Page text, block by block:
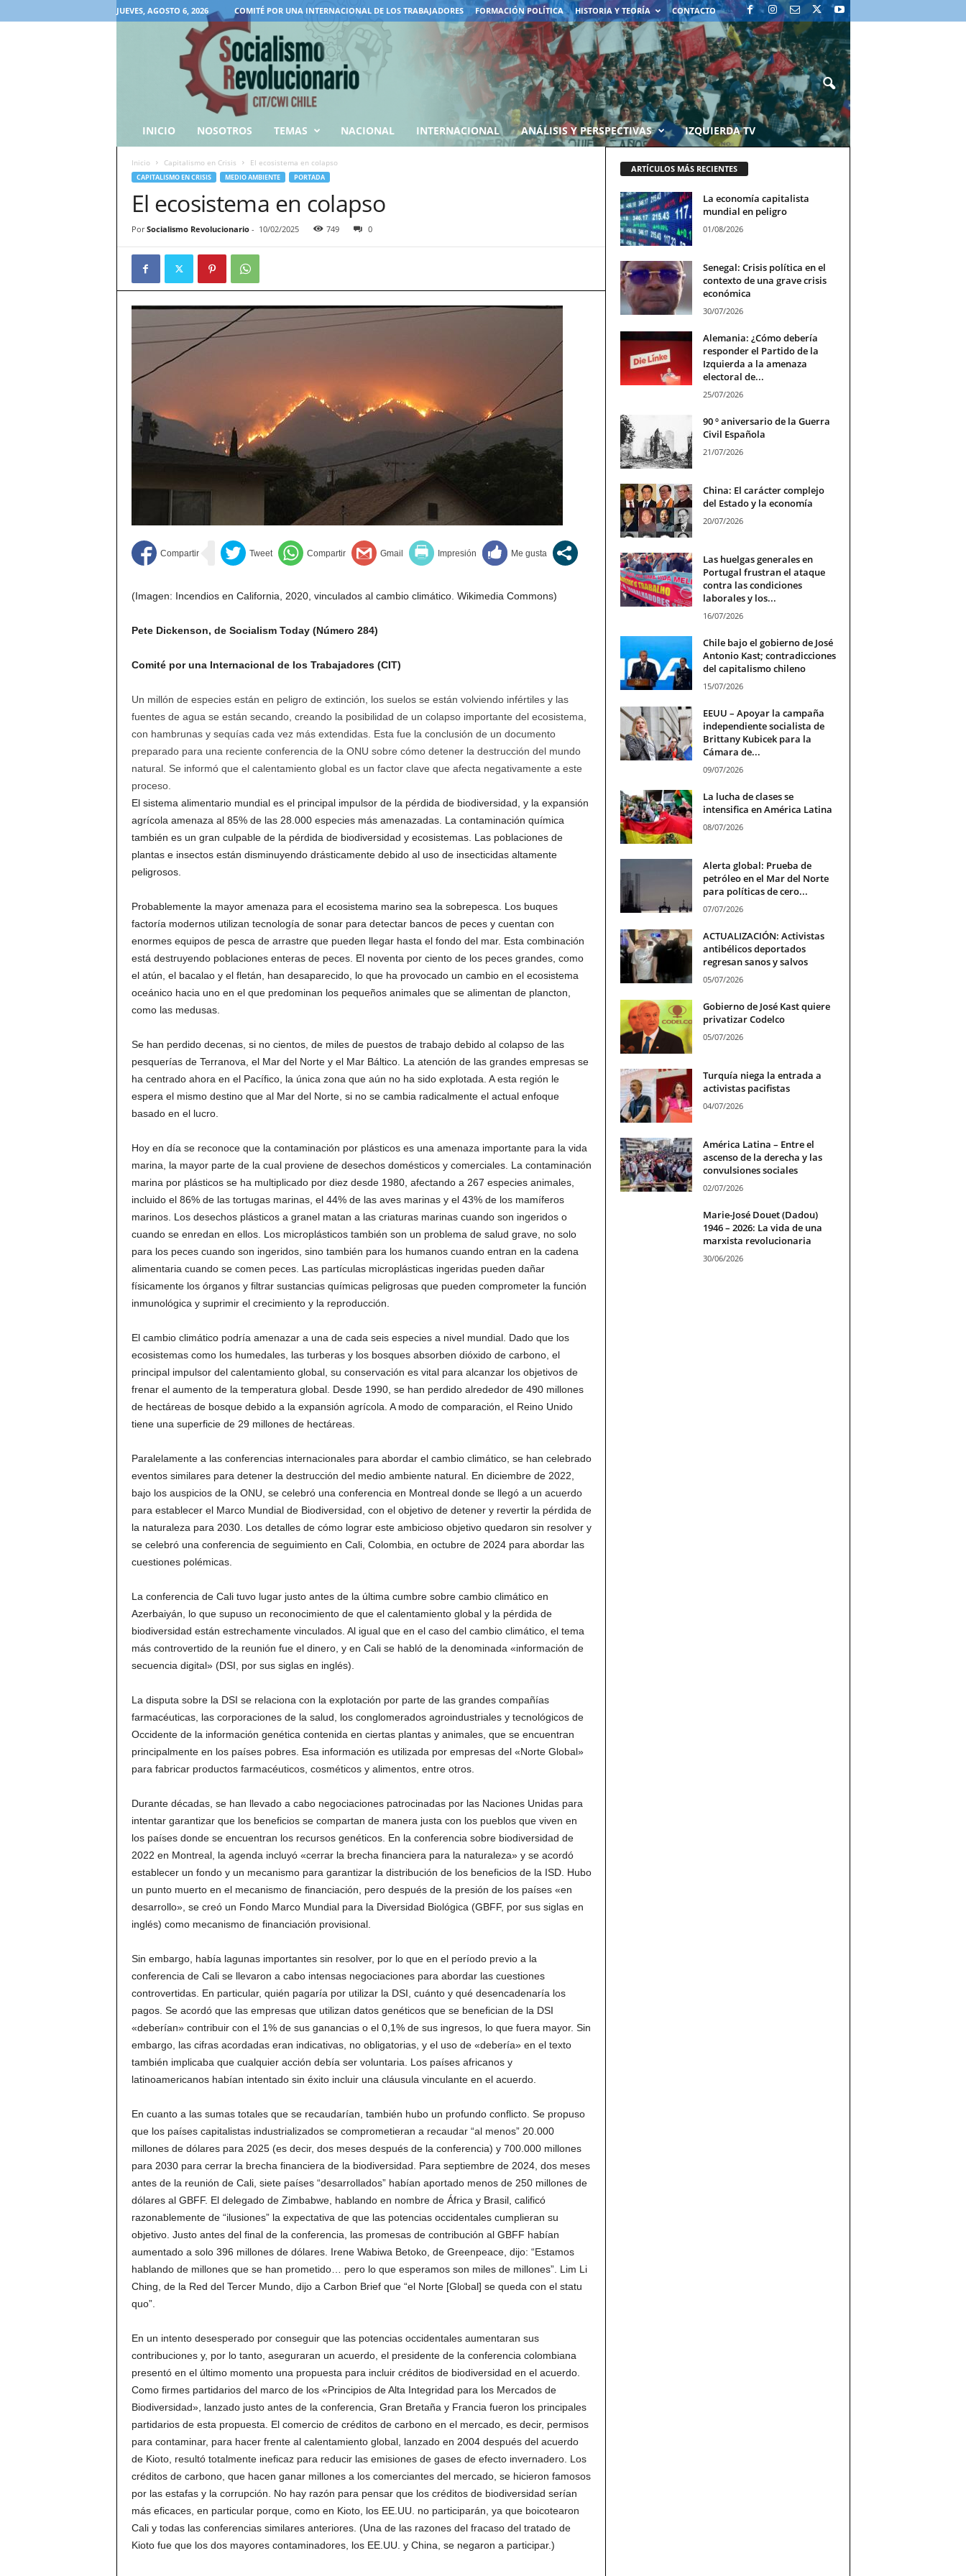
JUEVES, AGOSTO 6, 2026 COMITÉ POR UNA INTERNACIONAL DE LOS TRABAJADORES FORMACIÓN POLÍTICA HISTORIA Y TEORÍA CONTACTO
INICIO NOSOTROS TEMAS NACIONAL INTERNACIONAL ANÁLISIS Y PERSPECTIVAS IZQUIERDA TV
Inicio Capitalismo en Crisis El ecosistema en colapso
CAPITALISMO EN CRISIS MEDIO AMBIENTE PORTADA
El ecosistema en colapso
Por Socialismo Revolucionario- 10/02/2025 749 0
(Imagen: Incendios en California, 2020, vinculados al cambio climático. Wikimedia Commons)
Pete Dickenson, de Socialism Today (Número 284)
Comité por una Internacional de los Trabajadores (CIT)
Un millón de especies están en peligro de extinción, los suelos se están volviendo infértiles y las
fuentes de agua se están secando, creando la posibilidad de un colapso importante del ecosistema,
con hambrunas y sequías cada vez más extendidas. Esta fue la conclusión de un documento
preparado para una reciente conferencia de la ONU sobre cómo detener la destrucción del mundo
natural. Se informó que el calentamiento global es un factor clave que afecta negativamente a este
proceso.
El sistema alimentario mundial es el principal impulsor de la pérdida de biodiversidad, y la expansión
agrícola amenaza al 85% de las 28.000 especies más amenazadas. La contaminación química
también es un gran culpable de la pérdida de biodiversidad y ecosistemas. Las poblaciones de
plantas e insectos están disminuyendo drásticamente debido al uso de insecticidas altamente
peligrosos.
Probablemente la mayor amenaza para el ecosistema marino sea la sobrepesca. Los buques
factoría modernos utilizan tecnología de sonar para detectar bancos de peces y cuentan con
enormes equipos de pesca de arrastre que pueden llegar hasta el fondo del mar. Esta combinación
está destruyendo poblaciones enteras de peces. El noventa por ciento de los peces grandes, como
el atún, el bacalao y el fletán, han desaparecido, lo que ha provocado un cambio en el ecosistema
oceánico hacia uno en el que predominan los pequeños animales que se alimentan de plancton,
como las medusas.
Se han perdido decenas, si no cientos, de miles de puestos de trabajo debido al colapso de las
pesquerías de Terranova, el Mar del Norte y el Mar Báltico. La atención de las grandes empresas se
ha centrado ahora en el Pacífico, la única zona que aún no ha sido explotada. A esta región le
espera el mismo destino que al Mar del Norte, si no se cambia radicalmente el actual enfoque
basado en el lucro.
Hoy en día se reconoce que la contaminación por plásticos es una amenaza importante para la vida
marina, la mayor parte de la cual proviene de desechos domésticos y comerciales. La contaminación
marina por plásticos se ha multiplicado por diez desde 1980, afectando a 267 especies animales,
incluido el 86% de las tortugas marinas, el 44% de las aves marinas y el 43% de los mamíferos
marinos. Los desechos plásticos a granel matan a las criaturas marinas cuando son ingeridos o
cuando se enredan en ellos. Los microplásticos también son un problema de salud grave, no solo
para los peces cuando son ingeridos, sino también para los humanos cuando entran en la cadena
alimentaria cuando se comen peces. Las partículas microplásticas ingeridas pueden dañar
físicamente los órganos y filtrar sustancias químicas peligrosas que pueden comprometer la función
inmunológica y suprimir el crecimiento y la reproducción.
El cambio climático podría amenazar a una de cada seis especies a nivel mundial. Dado que los
ecosistemas como los humedales, las turberas y los bosques absorben dióxido de carbono, el
principal impulsor del calentamiento global, su conservación es vital para alcanzar los objetivos de
frenar el aumento de la temperatura global. Desde 1990, se han perdido alrededor de 490 millones
de hectáreas de bosque debido a la expansión agrícola. A modo de comparación, el Reino Unido
tiene una superficie de 29 millones de hectáreas.
Paralelamente a las conferencias internacionales para abordar el cambio climático, se han celebrado
eventos similares para detener la destrucción del medio ambiente natural. En diciembre de 2022,
bajo los auspicios de la ONU, se celebró una conferencia en Montreal donde se llegó a un acuerdo
para establecer el Marco Mundial de Biodiversidad, con el objetivo de detener y revertir la pérdida de
la naturaleza para 2030. Los detalles de cómo lograr este ambicioso objetivo quedaron sin resolver y
se celebró una conferencia de seguimiento en Cali, Colombia, en octubre de 2024 para abordar las
cuestiones polémicas.
La conferencia de Cali tuvo lugar justo antes de la última cumbre sobre cambio climático en
Azerbaiyán, lo que supuso un reconocimiento de que el calentamiento global y la pérdida de
biodiversidad están estrechamente vinculados. Al igual que en el caso del cambio climático, el tema
más controvertido de la reunión fue el dinero, y en Cali se habló de la denominada «información de
secuencia digital» (DSI, por sus siglas en inglés).
La disputa sobre la DSI se relaciona con la explotación por parte de las grandes compañías
farmacéuticas, las corporaciones de la salud, los conglomerados agroindustriales y tecnológicos de
Occidente de la información genética contenida en ciertas plantas y animales, que se encuentran
principalmente en los países pobres. Esa información es utilizada por empresas del «Norte Global»
para fabricar productos farmacéuticos, cosméticos y alimentos, entre otros.
Durante décadas, se han llevado a cabo negociaciones patrocinadas por las Naciones Unidas para
intentar garantizar que los beneficios se compartan de manera justa con los pueblos que viven en
los países donde se encuentran los recursos genéticos. En la conferencia sobre biodiversidad de
2022 en Montreal, la agenda incluyó «cerrar la brecha financiera para la naturaleza» y se acordó
establecer un fondo y un mecanismo para garantizar la distribución de los beneficios de la ISD. Hubo
un punto muerto en el mecanismo de financiación, pero después de la presión de los países «en
desarrollo», se creó un Fondo Marco Mundial para la Diversidad Biológica (GBFF, por sus siglas en
inglés) como mecanismo de financiación provisional.
Sin embargo, había lagunas importantes sin resolver, por lo que en el período previo a la
conferencia de Cali se llevaron a cabo intensas negociaciones para abordar las cuestiones
controvertidas. En particular, quién pagaría por utilizar la DSI, cuánto y qué desencadenaría los
pagos. Se acordó que las empresas que utilizan datos genéticos que se benefician de la DSI
«deberían» contribuir con el 1% de sus ganancias o el 0,1% de sus ingresos, lo que fuera mayor. Sin
embargo, las cifras acordadas eran indicativas, no obligatorias, y el uso de «debería» en el texto
también implicaba que cualquier acción debía ser voluntaria. Los países africanos y
latinoamericanos habían intentado sin éxito incluir una cláusula vinculante en el acuerdo.
En cuanto a las sumas totales que se recaudarían, también hubo un profundo conflicto. Se propuso
que los países capitalistas industrializados se comprometieran a recaudar “al menos” 20.000
millones de dólares para 2025 (es decir, dos meses después de la conferencia) y 700.000 millones
para 2030 para cerrar la brecha financiera de la biodiversidad. Para septiembre de 2024, dos meses
antes de la reunión de Cali, siete países “desarrollados” habían aportado menos de 250 millones de
dólares al GBFF. El delegado de Zimbabwe, hablando en nombre de África y Brasil, calificó
razonablemente de “ilusiones” la expectativa de que las potencias occidentales cumplieran su
objetivo. Justo antes del final de la conferencia, las promesas de contribución al GBFF habían
aumentado a solo 396 millones de dólares. Irene Wabiwa Betoko, de Greenpeace, dijo: “Estamos
hablando de millones que se han prometido… pero lo que esperamos son miles de millones”. Lim Li
Ching, de la Red del Tercer Mundo, dijo a Carbon Brief que “el Norte [Global] se queda con el statu
quo”.
En un intento desesperado por conseguir que las potencias occidentales aumentaran sus
contribuciones y, por lo tanto, aseguraran un acuerdo, el presidente de la conferencia colombiana
presentó en el último momento una propuesta para incluir créditos de biodiversidad en el acuerdo.
Como firmes partidarios del marco de los «Principios de Alta Integridad para los Mercados de
Biodiversidad», lanzado justo antes de la conferencia, Gran Bretaña y Francia fueron los principales
partidarios de esta propuesta. El comercio de créditos de carbono en el mercado, es decir, permisos
para contaminar, para hacer frente al calentamiento global, lanzado en 2004 después del acuerdo
de Kioto, resultó totalmente ineficaz para reducir las emisiones de gases de efecto invernadero. Los
créditos de carbono, que hacen ganar millones a los comerciantes del mercado, se hicieron famosos
por las estafas y la corrupción. No hay razón para pensar que los créditos de biodiversidad serían
más eficaces, en particular porque, como en Kioto, los EE.UU. no participarán, ya que boicotearon
Cali y todas las conferencias similares anteriores. (Una de las razones del fracaso del tratado de
Kioto fue que los dos mayores contaminadores, los EE.UU. y China, se negaron a participar.)
ARTÍCULOS MÁS RECIENTES
La economía capitalista
mundial en peligro
01/08/2026
Senegal: Crisis política en el
contexto de una grave crisis
económica
30/07/2026
Alemania: ¿Cómo debería
responder el Partido de la
Izquierda a la amenaza
electoral de...
25/07/2026
90 º aniversario de la Guerra
Civil Española
21/07/2026
China: El carácter complejo
del Estado y la economía
20/07/2026
Las huelgas generales en
Portugal frustran el ataque
contra las condiciones
laborales y los...
16/07/2026
Chile bajo el gobierno de José
Antonio Kast; contradicciones
del capitalismo chileno
15/07/2026
EEUU – Apoyar la campaña
independiente socialista de
Brittany Kubicek para la
Cámara de...
09/07/2026
La lucha de clases se
intensifica en América Latina
08/07/2026
Alerta global: Prueba de
petróleo en el Mar del Norte
para políticas de cero...
07/07/2026
ACTUALIZACIÓN: Activistas
antibélicos deportados
regresan sanos y salvos
05/07/2026
Gobierno de José Kast quiere
privatizar Codelco
05/07/2026
Turquía niega la entrada a
activistas pacifistas
04/07/2026
América Latina – Entre el
ascenso de la derecha y las
convulsiones sociales
02/07/2026
Marie-José Douet (Dadou)
1946 – 2026: La vida de una
marxista revolucionaria
30/06/2026